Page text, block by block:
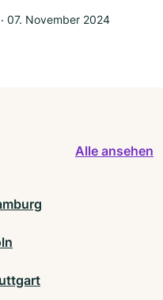
‧ 07. November 2024
Alle ansehen